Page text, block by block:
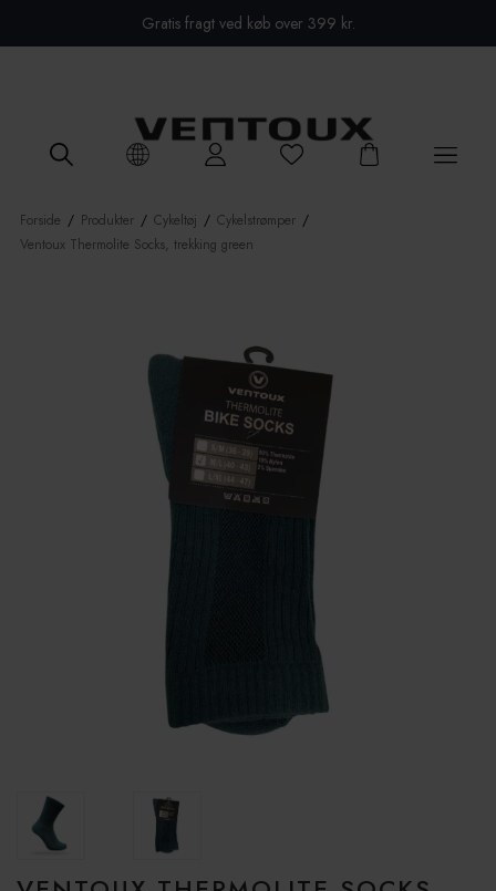
Gratis fragt ved køb over 399 kr.
Forside / Produkter / Cykeltøj / Cykelstrømper /
Ventoux Thermolite Socks, trekking green